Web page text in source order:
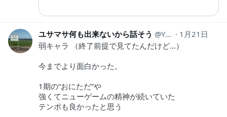
ユサマサ何も出来ないから話そう YuSa_MaSa1982
1月21日
弱キャラ （終了前提で見てたんだけど…）
今までより面白かった。
1期の“おにただ”や
強くてニューゲームの精神が続いていた
テンポも良かったと思う